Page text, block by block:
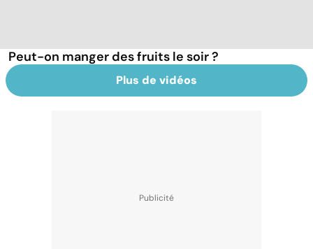
Peut-on manger des fruits le soir ?
Plus de vidéos